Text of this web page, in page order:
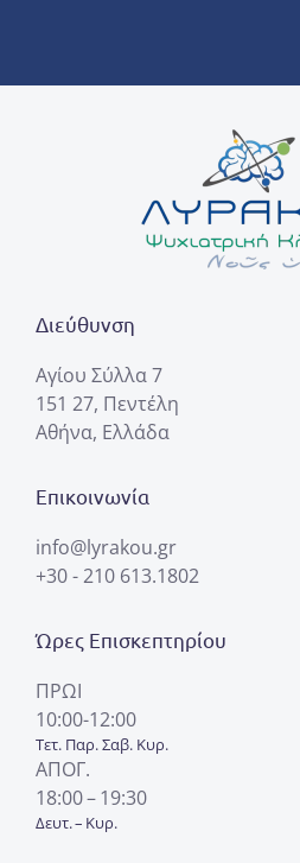
Διεύθυνση
Αγίου Σύλλα 7
151 27, Πεντέλη
Αθήνα, Ελλάδα
Επικοινωνία
info@lyrakou.gr
+30 - 210 613.1802
Ώρες Επισκεπτηρίου
ΠΡΩΙ
10:00-12:00
Τετ. Παρ. Σαβ. Κυρ.
ΑΠΟΓ.
18:00 – 19:30
Δευτ. – Κυρ.